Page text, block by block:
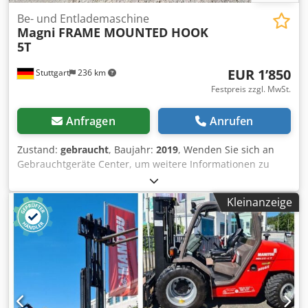
Abstands zwischen den Hubgerüst und der hinteren
Profilstützen optimale Sicht bringt zusätzliche Sicherheit.
Seitenschieber, 3. Ventil, CE Zertifikat,
Stuttgart 236 km
Be- und Entlademaschine
Magni FRAME MOUNTED HOOK
5T
EUR 1’850
Festpreis zzgl. MwSt.
Anfragen Anrufen
Zustand: gebraucht, Baujahr: 2019, Wenden Sie sich an
Gebrauchtgeräte Center, um weitere Informationen zu
erhalten. DE01 Dcodpfszfkmiox Aqqek
Kleinanzeige